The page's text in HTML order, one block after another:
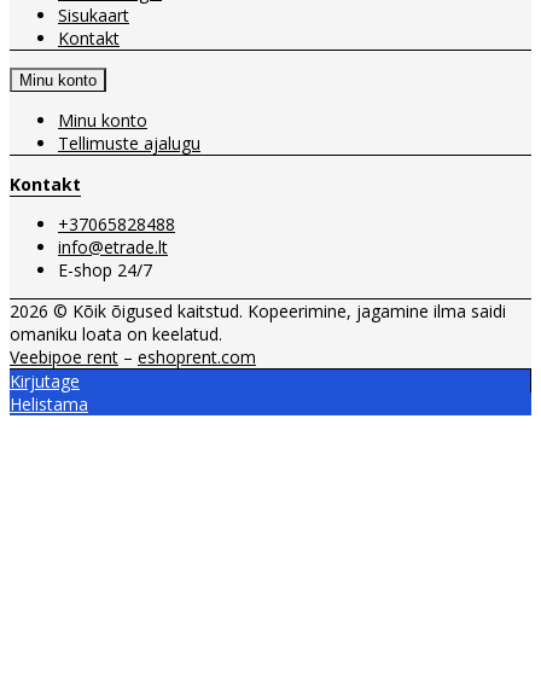
Sisukaart
Kontakt
Minu konto
Minu konto
Tellimuste ajalugu
Kontakt
+37065828488
info@etrade.lt
E-shop 24/7
2026 © Kõik õigused kaitstud. Kopeerimine, jagamine ilma saidi
omaniku loata on keelatud.
Veebipoe rent – eshoprent.com
Kirjutage
Helistama